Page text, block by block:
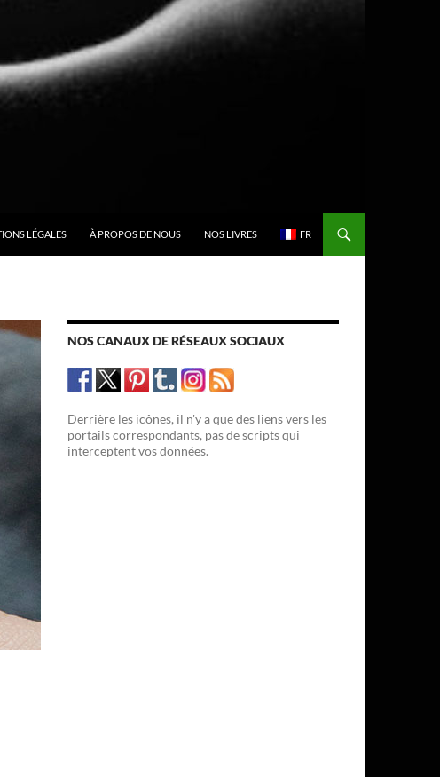
LÉGALES À PROPOS DE NOUS NOS LIVRES FR
NOS CANAUX DE RÉSEAUX SOCIAUX
Derrière les icônes, il n'y a que des liens vers les
portails correspondants, pas de scripts qui
interceptent vos données.